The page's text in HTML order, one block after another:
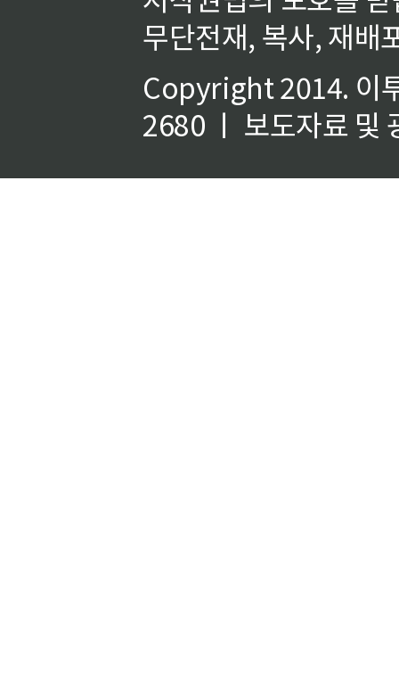
무단전재, 복사, 재배
Copyright 2014. 이
2680 ㅣ 보도자료